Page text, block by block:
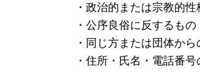
・政治的または宗教的
・公序良俗に反するもの
・同じ方または団体か
・住所・氏名・電話番